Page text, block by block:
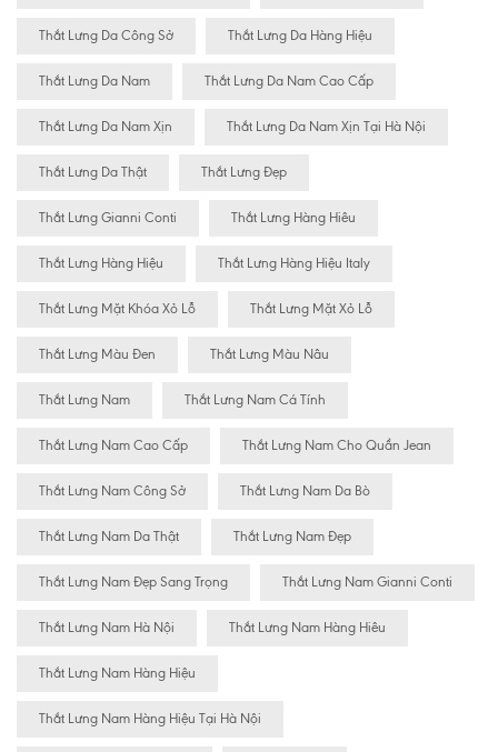
Thắt Lưng Da Công Sở Thắt Lưng Da Hàng Hiệu
Thắt Lưng Da Nam Thắt Lưng Da Nam Cao Cấp
Thắt Lưng Da Nam Xịn Thắt Lưng Da Nam Xịn Tại Hà Nội
Thắt Lưng Da Thật Thắt Lưng Đẹp
Thắt Lưng Gianni Conti Thắt Lưng Hàng Hiêu
Thắt Lưng Hàng Hiệu Thắt Lưng Hàng Hiệu Italy
Thắt Lưng Mặt Khóa Xỏ Lỗ Thắt Lưng Mặt Xỏ Lỗ
Thắt Lưng Màu Đen Thắt Lưng Màu Nâu
Thắt Lưng Nam Thắt Lưng Nam Cá Tính
Thắt Lưng Nam Cao Cấp Thắt Lưng Nam Cho Quần Jean
Thắt Lưng Nam Công Sở Thắt Lưng Nam Da Bò
Thắt Lưng Nam Da Thật Thắt Lưng Nam Đẹp
Thắt Lưng Nam Đẹp Sang Trọng Thắt Lưng Nam Gianni Conti
Thắt Lưng Nam Hà Nội Thắt Lưng Nam Hàng Hiêu
Thắt Lưng Nam Hàng Hiệu
Thắt Lưng Nam Hàng Hiệu Tại Hà Nội